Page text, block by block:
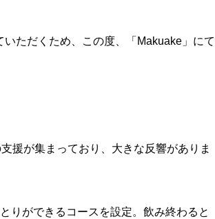
ただくため、この度、「Makuake」にて
援が集まっており、大きな反響がありま
りができるコースを設定。飲み終わると